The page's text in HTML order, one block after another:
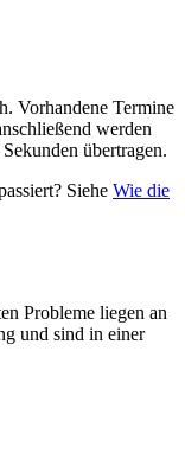
Vorhandene Termine
werden
übertragen.
Siehe Wie die
Probleme liegen an
und sind in einer